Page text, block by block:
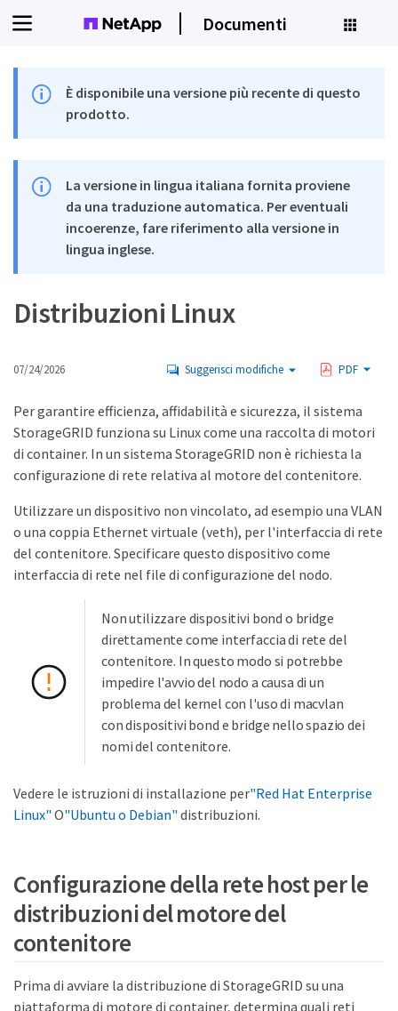
Documenti
È disponibile una versione più recente di questo
prodotto.
La versione in lingua italiana fornita proviene
da una traduzione automatica. Per eventuali
incoerenze, fare riferimento alla versione in
lingua inglese.
Distribuzioni Linux
07/24/2026 Suggerisci modifiche PDF
Per garantire efficienza, affidabilità e sicurezza, il sistema
StorageGRID funziona su Linux come una raccolta di motori
di container. In un sistema StorageGRID non è richiesta la
configurazione di rete relativa al motore del contenitore.
Utilizzare un dispositivo non vincolato, ad esempio una VLAN
o una coppia Ethernet virtuale (veth), per l'interfaccia di rete
del contenitore. Specificare questo dispositivo come
interfaccia di rete nel file di configurazione del nodo.
Non utilizzare dispositivi bond o bridge
direttamente come interfaccia di rete del
contenitore. In questo modo si potrebbe
impedire l'avvio del nodo a causa di un
problema del kernel con l'uso di macvlan
con dispositivi bond e bridge nello spazio dei
nomi del contenitore.
Vedere le istruzioni di installazione per"Red Hat Enterprise
Linux" O"Ubuntu o Debian" distribuzioni.
Configurazione della rete host per le
distribuzioni del motore del
contenitore
Prima di avviare la distribuzione di StorageGRID su una
piattaforma di motore di container, determina quali reti